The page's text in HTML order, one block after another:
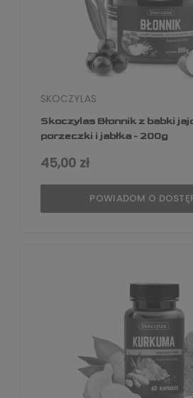
Skoczylas Błonnik z babki
porzeczki i jabłka - 200g
SKOCZYLAS
45,00 zł
POWIADOM O